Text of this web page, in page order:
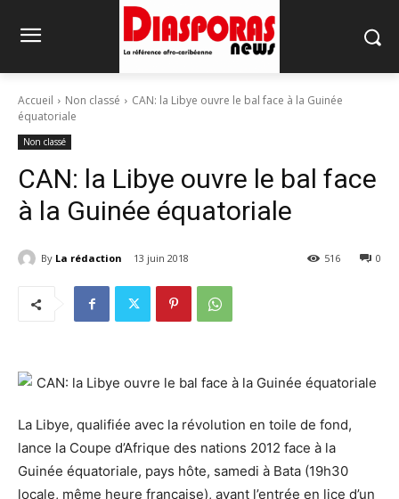
Accueil Non classé
CAN: la Libye ouvre le bal face à la Guinée
équatoriale
Non classé
CAN: la Libye ouvre le bal face
à la Guinée équatoriale
By La rédaction 13 juin 2018 0
516
La Libye, qualifiée avec la révolution en toile de fond,
lance la Coupe d’Afrique des nations 2012 face à la
Guinée équatoriale, pays hôte, samedi à Bata (19h30
locale, même heure française), avant l’entrée en lice d’un